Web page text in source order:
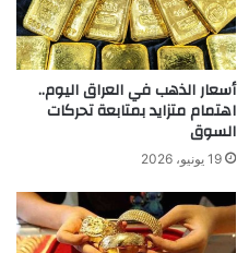
أسعار الذهب في العراق اليوم..
اهتمام متزايد بمتابعة تحركات
السوق
19 يونيو، 2026